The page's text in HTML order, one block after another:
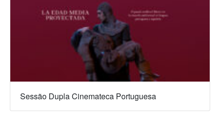
Sessão Dupla Cinemateca Portuguesa